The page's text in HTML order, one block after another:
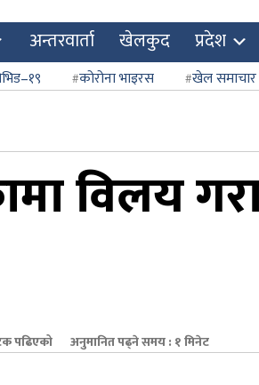
अन्तरवार्ता खेलकुद प्रदेश
कोरोना भाइरस खेल समाचार
विलय
पढिएको अनुमानित पढ्ने समय : १ मिनेट